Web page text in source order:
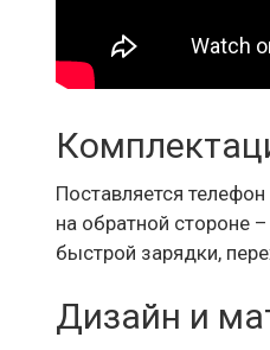
Поставляется
на обратной стороне
быстрой зарядки,
Дизайн и